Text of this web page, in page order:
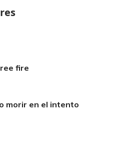
fire
morir en el intento